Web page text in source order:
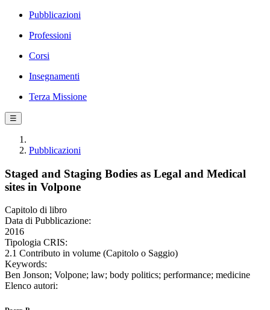
Pubblicazioni
Professioni
Corsi
Insegnamenti
Terza Missione
☰
Pubblicazioni
Staged and Staging Bodies as Legal and Medical
sites in Volpone
Capitolo di libro
Data di Pubblicazione:
2016
Tipologia CRIS:
2.1 Contributo in volume (Capitolo o Saggio)
Keywords:
Ben Jonson; Volpone; law; body politics; performance; medicine
Elenco autori: